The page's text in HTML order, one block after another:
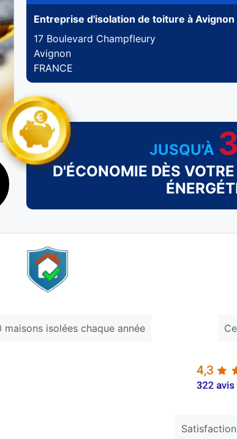
Entreprise d'isolation de toiture à Avignon
17 Boulevard Champfleury
Avignon
FRANCE
JUSQU'À
D'ÉCONOMIE DÈS
maisons isolées chaque année